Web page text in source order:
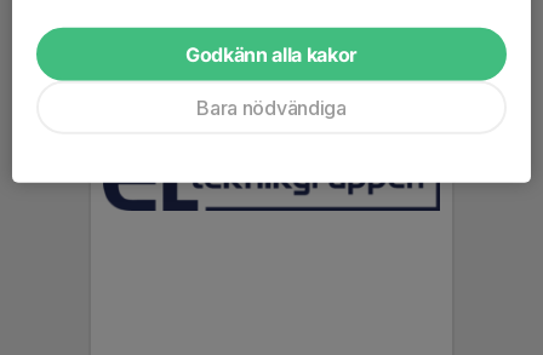
Godkänn alla kakor
Bara nödvändiga